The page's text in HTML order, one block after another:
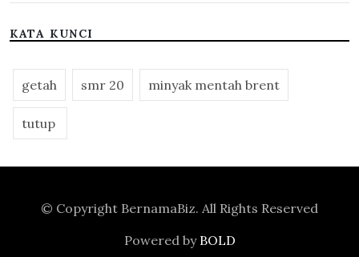
KATA KUNCI
getah smr 20 minyak mentah brent
tutup
© Copyright BernamaBiz. All Rights Reserved
Powered by BOLD